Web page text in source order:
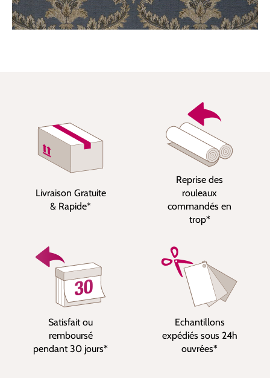
Livraison Gratuite
& Rapide*
Reprise des
rouleaux
commandés en
trop*
Satisfait ou
remboursé
pendant 30 jours*
Echantillons
expédiés sous 24h
ouvrées*